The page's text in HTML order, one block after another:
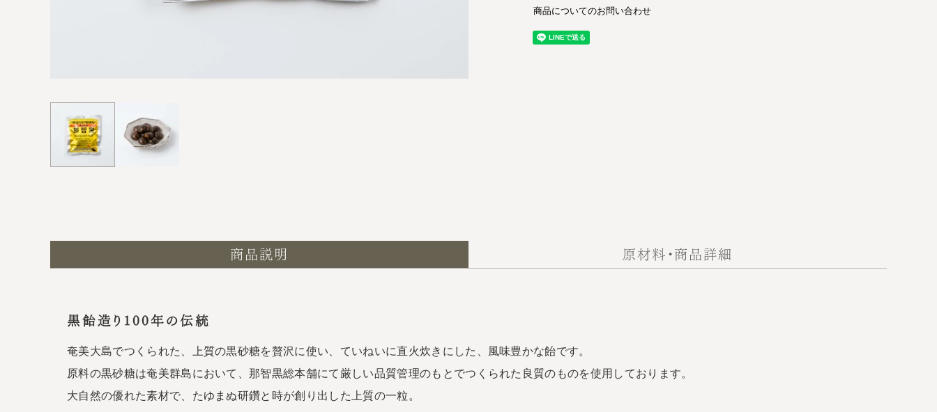
商品についてのお問い合わせ
商品説明 原材料・商品詳細
黒飴造り100年の伝統
奄美大島でつくられた、上質の黒砂糖を贅沢に使い、ていねいに直火炊きにした、風味豊かな飴です。
原料の黒砂糖は奄美群島において、那智黒総本舗にて厳しい品質管理のもとでつくられた良質のものを使用しております。
大自然の優れた素材で、たゆまぬ研鑽と時が創り出した上質の一粒。